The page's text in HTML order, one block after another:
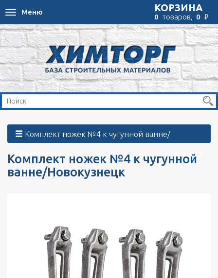
Toggle
navigation
Меню КОРЗИНА
0 товаров, 0 ₽
список
Комплект ножек №4 к чугунной
ванне/Новокузнецк